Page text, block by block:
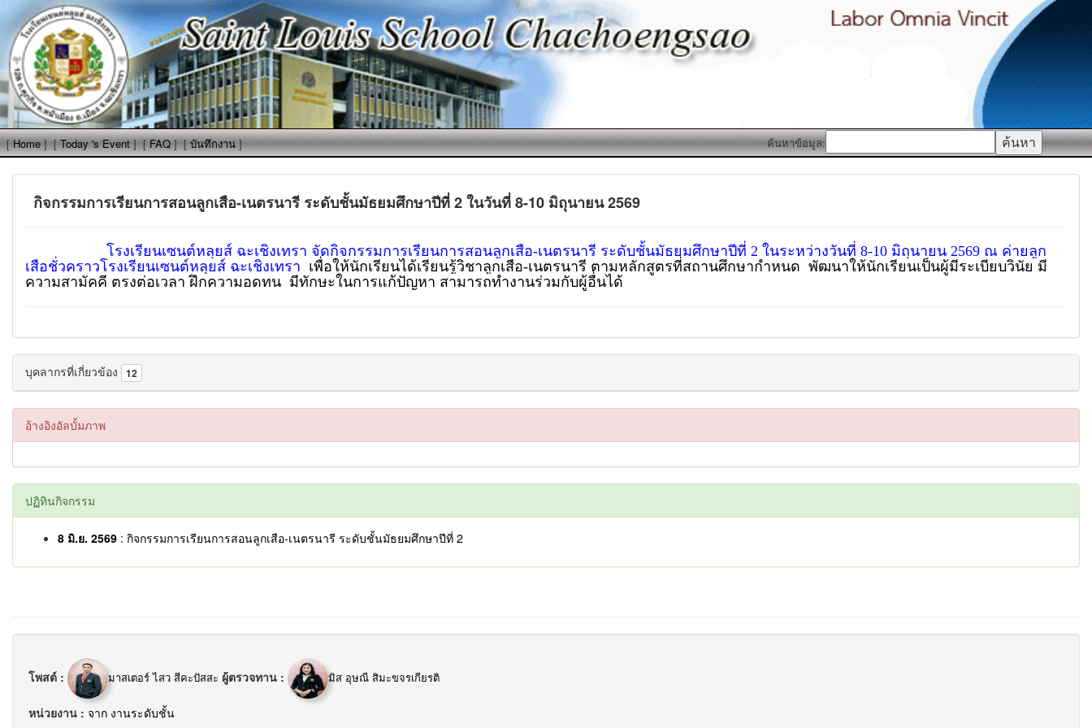
[Home] [Today 's Event] [FAQ] [บันทึกงาน] ค้นหาข้อมูล:
กิจกรรมการเรียนการสอนลูกเสือ-เนตรนารี ระดับชั้นมัธยมศึกษาปีที่ 2 ในวันที่ 8-10 มิถุนายน 2569
โรงเรียนเซนต์หลุยส์ ฉะเชิงเทรา จัดกิจกรรมการเรียนการสอนลูกเสือ-เนตรนารี ระดับชั้นมัธยมศึกษาปีที่ 2 ในระหว่างวันที่ 8-10 มิถุนายน 2569 ณ ค่ายลูก
เสือชั่วคราวโรงเรียนเซนต์หลุยส์ ฉะเชิงเทรา เพื่อให้นักเรียนได้เรียนรู้วิชาลูกเสือ-เนตรนารี ตามหลักสูตรที่สถานศึกษากำหนด พัฒนาให้นักเรียนเป็นผู้มีระเบียบวินัย มี
ความสามัคคี ตรงต่อเวลา ฝึกความอดทน มีทักษะในการแก้ปัญหา สามารถทำงานร่วมกับผู้อื่นได้
บุคลากรที่เกี่ยวข้อง 12
อ้างอิงอัลบั้มภาพ
ปฏิทินกิจกรรม
8 มิ.ย. 2569 : กิจกรรมการเรียนการสอนลูกเสือ-เนตรนารี ระดับชั้นมัธยมศึกษาปีที่ 2
โพสต์ : มาสเตอร์ ไสว สีคะปัสสะ ผู้ตรวจทาน : มิส อุษณี สิมะขจรเกียรติ
หน่วยงาน : จาก งานระดับชั้น